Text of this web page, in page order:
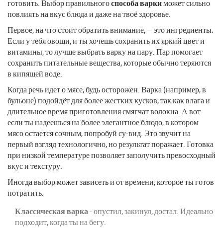
готовить. Выбор правильногоспособа варкиможет сильно
повлиять на вкус блюда и даже на твоё здоровье.
Первое, на что стоит обратить внимание, — это ингредиенты.
Если у тебя овощи, и ты хочешь сохранить их яркий цвет и
витамины, то лучше выбрать варку на пару. Пар помогает
сохранить питательные вещества, которые обычно теряются
в кипящей воде.
Когда речь идет о мясе, будь осторожен. Варка (например, в
бульоне) подойдёт для более жестких кусков, так как влага и
длительное время приготовления смягчат волокна. А вот
если ты надеешься на более элегантное блюдо, в котором
мясо остается сочным, попробуй су-вид. Это звучит на
первый взгляд технологично, но результат поражает. Готовка
при низкой температуре позволяет заполучить превосходный
вкус и текстуру.
Иногда выбор может зависеть и от времени, которое ты готов
потратить.
Классическая варка- опустил, закинул, достал. Идеально
подходит, когда ты на бегу.